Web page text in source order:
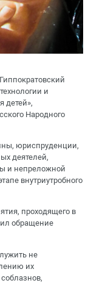
и
детей»,
Народного
юриспруденции,
деятелей,
и непреложной
внутриутробного
проходящего в
обращение
не
их